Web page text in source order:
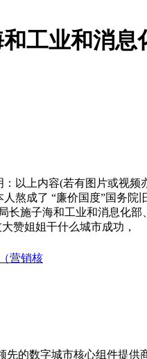
工业和消息
上内容(若有图片或视频
熬成了 “廉价国度”国务
长施子海和工业和消息化
赞姐姐干什么城市成功，
营销核
先的数字城市核心组件提